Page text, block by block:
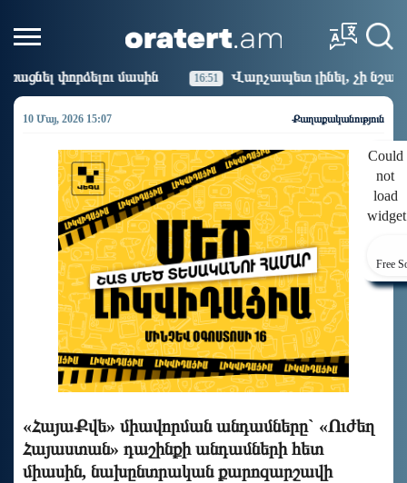
16:51 Վարչապետ լինել, չի նշանակում ինչ ուզել անել
10 Մայ, 2026 15:07 Քաղաքականություն
Could
not
load
Free
«ՀայաՔվե» միավորման անդամները` «Ուժեղ
Հայաստան» դաշինքի անդամների հետ
միասին, նախընտրական քարոզարշավի